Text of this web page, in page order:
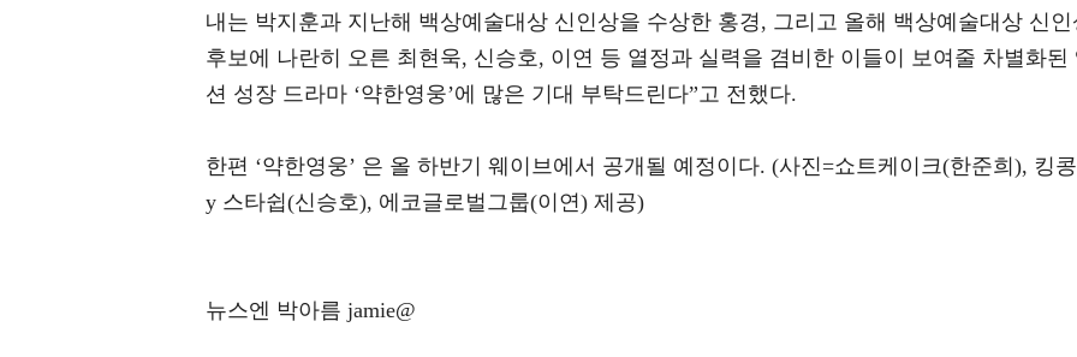
내는 박지훈과 지난해 백상예술대상 신인상을 수상한 홍경, 그리고 올해 백상예술대상 신인
후보에 나란히 오른 최현욱, 신승호, 이연 등 열정과 실력을 겸비한 이들이 보여줄 차별화된
션 성장 드라마 ‘약한영웅’에 많은 기대 부탁드린다”고 전했다.
한편 ‘약한영웅’ 은 올 하반기 웨이브에서 공개될 예정이다. (사진=쇼트케이크(한준희), 킹
y 스타쉽(신승호), 에코글로벌그룹(이연) 제공)
뉴스엔 박아름 jamie@